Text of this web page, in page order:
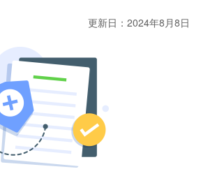
更新日：2024年8月8日